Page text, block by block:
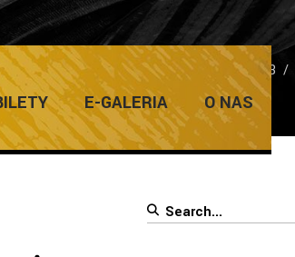
E-GALERIA O NAS
Home /2013 /
Search